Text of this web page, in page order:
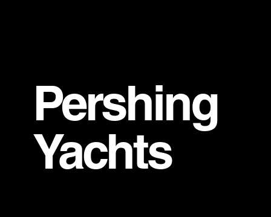
Pershing
Yachts